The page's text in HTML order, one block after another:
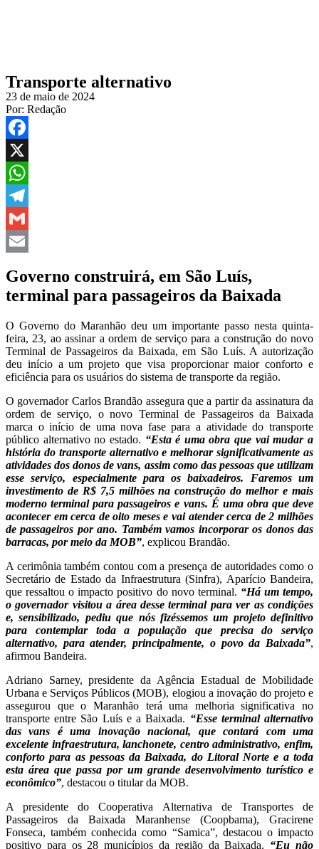
Transporte alternativo
23 de maio de 2024
Por: Redação
Facebook
X
WhatsApp
Telegram
Gmail
Governo construirá, em São Luís,
terminal para passageiros da Baixada
O Governo do Maranhão deu um importante passo nesta quinta-
feira, 23, ao assinar a ordem de serviço para a construção do novo
Terminal de Passageiros da Baixada, em São Luís. A autorização
deu início a um projeto que visa proporcionar maior conforto e
eficiência para os usuários do sistema de transporte da região.
O governador Carlos Brandão assegura que a partir da assinatura da
ordem de serviço, o novo Terminal de Passageiros da Baixada
marca o início de uma nova fase para a atividade do transporte
público alternativo no estado. “Esta é uma obra que vai mudar a
história do transporte alternativo e melhorar significativamente as
atividades dos donos de vans, assim como das pessoas que utilizam
esse serviço, especialmente para os baixadeiros. Faremos um
investimento de R$ 7,5 milhões na construção do melhor e mais
moderno terminal para passageiros e vans. É uma obra que deve
acontecer em cerca de oito meses e vai atender cerca de 2 milhões
de passageiros por ano. Também vamos incorporar os donos das
barracas, por meio da MOB”, explicou Brandão.
A cerimônia também contou com a presença de autoridades como o
Secretário de Estado da Infraestrutura (Sinfra), Aparício Bandeira,
que ressaltou o impacto positivo do novo terminal. “Há um tempo,
o governador visitou a área desse terminal para ver as condições
e, sensibilizado, pediu que nós fizéssemos um projeto definitivo
para contemplar toda a população que precisa do serviço
alternativo, para atender, principalmente, o povo da Baixada”,
afirmou Bandeira.
Adriano Sarney, presidente da Agência Estadual de Mobilidade
Urbana e Serviços Públicos (MOB), elogiou a inovação do projeto e
assegurou que o Maranhão terá uma melhoria significativa no
transporte entre São Luís e a Baixada. “Esse terminal alternativo
das vans é uma inovação nacional, que contará com uma
excelente infraestrutura, lanchonete, centro administrativo, enfim,
conforto para as pessoas da Baixada, do Litoral Norte e a toda
esta área que passa por um grande desenvolvimento turístico e
econômico”, destacou o titular da MOB.
A presidente do Cooperativa Alternativa de Transportes de
Passageiros da Baixada Maranhense (Coopbama), Gracirene
Fonseca, também conhecida como “Samica”, destacou o impacto
positivo para os 28 municípios da região da Baixada. “Eu não